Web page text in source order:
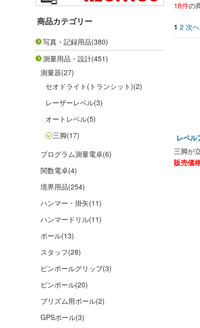
商品カテゴリー
写真・記録用品(380)
測量用品・設計(451)
測量器(27)
セオドライト(トランシット)(2)
レーザーレベル(3)
オートレベル(5)
三脚(17)
プログラム測量電卓(6)
関数電卓(4)
境界用品(254)
ハンマー・掛矢(11)
ハンマードリル(11)
ポール(13)
スタッフ(28)
ピンポールグリップ(3)
ピンポール(20)
プリズム用ポール(2)
GPSポール(3)
18件の
1 2 次
レベ
三脚が
販売価